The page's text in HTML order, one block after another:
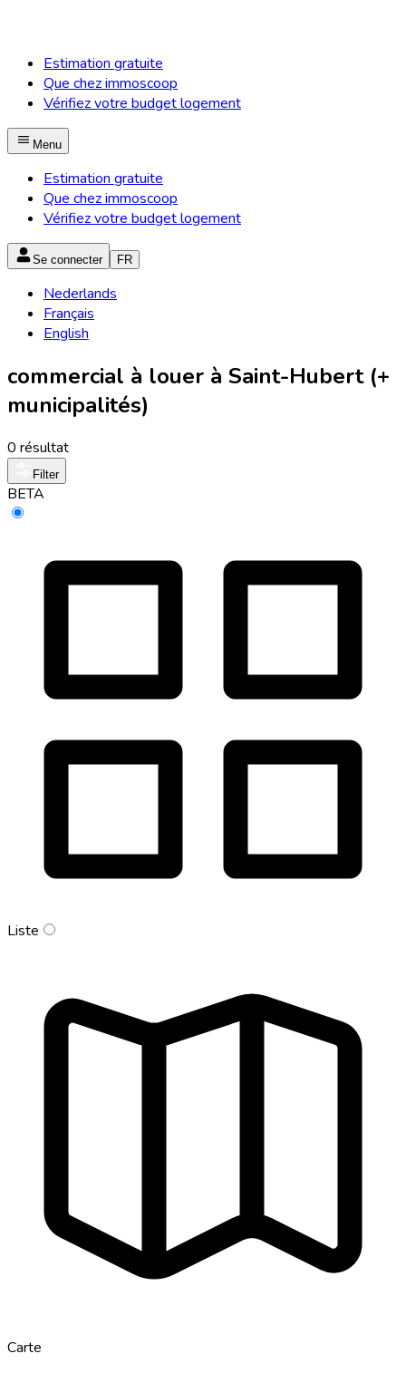
Estimation gratuite
Que chez immoscoop
Vérifiez votre budget logement
Menu
Estimation gratuite
Que chez immoscoop
Vérifiez votre budget logement
Se connecter FR
Nederlands
Français
English
commercial à louer à Saint-Hubert (+
municipalités)
0 résultat
Filter
BETA
Liste
Carte